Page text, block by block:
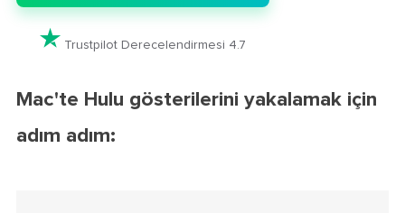
 Trustpilot Derecelendirmesi 4.7
Mac'te Hulu gösterilerini yakalamak için
adım adım: